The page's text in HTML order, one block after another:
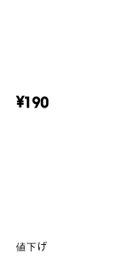
¥190
値下げ